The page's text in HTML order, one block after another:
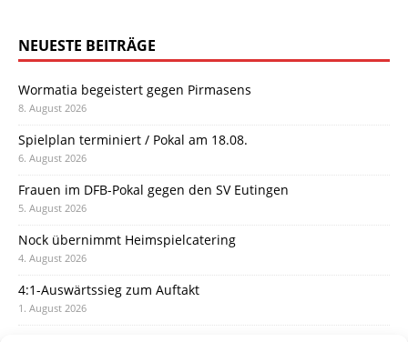
NEUESTE BEITRÄGE
Wormatia begeistert gegen Pirmasens
8. August 2026
Spielplan terminiert / Pokal am 18.08.
6. August 2026
Frauen im DFB-Pokal gegen den SV Eutingen
5. August 2026
Nock übernimmt Heimspielcatering
4. August 2026
4:1-Auswärtssieg zum Auftakt
1. August 2026